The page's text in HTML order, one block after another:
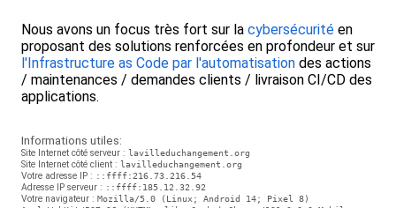
Nous avons un focus très fort sur la cybersécurité en
proposant des solutions renforcées en profondeur et sur
l'Infrastructure as Code par l'automatisation des actions
/ maintenances / demandes clients / livraison CI/CD des
applications.
Informations utiles:
Site Internet côté serveur : lavilleduchangement.org
Site Internet côté client : lavilleduchangement.org
Votre adresse IP : ::ffff:216.73.216.54
Adresse IP serveur : ::ffff:185.12.32.92
Votre navigateur : Mozilla/5.0 (Linux; Android 14; Pixel 8)